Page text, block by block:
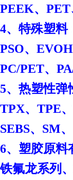
PEEK、PET
4、特殊塑料
PSO、
PC/PET、
5、热塑性弹
TPX、TPE
SEBS、SM
6、塑胶原料
铁氟龙系列